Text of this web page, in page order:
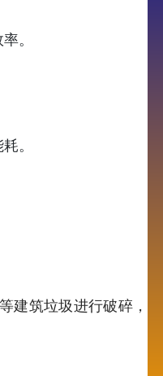
。
。
建筑垃圾进行破碎，